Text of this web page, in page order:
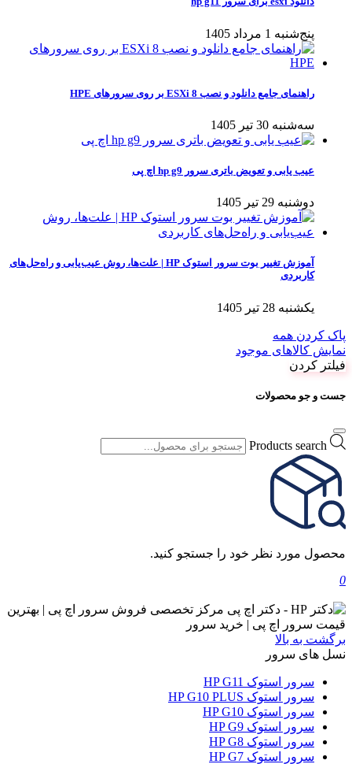
پنج‌شنبه 1 مرداد 1405
راهنمای جامع دانلود و نصب ESXi 8 بر روی سرورهای HPE
سه‌شنبه 30 تیر 1405
عیب یابی و تعویض باتری سرور hp g9 اچ پی
دوشنبه 29 تیر 1405
آموزش تغییر بوت سرور استوک HP | علت‌ها، روش عیب‌یابی و راه‌حل‌های
کاربردی
یکشنبه 28 تیر 1405
پاک کردن همه
نمایش کالاهای موجود
فیلتر کردن
جست و جو محصولات
Products search
محصول مورد نظر خود را جستجو کنید.
0
برگشت به بالا
نسل های سرور
سرور استوک HP G11
سرور استوک HP G10 PLUS
سرور استوک HP G10
سرور استوک HP G9
سرور استوک HP G8
سرور استوک HP G7